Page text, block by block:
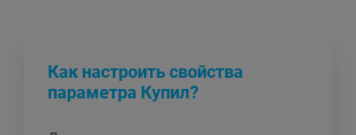
Как настроить свойства
параметра Купил?